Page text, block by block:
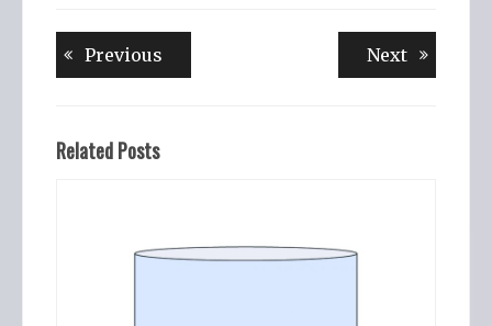
Nawigacja
wpisu
Previous NextNext
Related Posts